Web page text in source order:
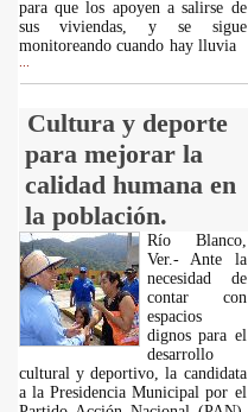
para que los apoyen a salirse de
sus viviendas, y se sigue
monitoreando cuando hay lluvia
Cultura y deporte
para mejorar la
calidad humana en
la población.
Río Blanco,
Ver.- Ante la
necesidad de
contar con
espacios
dignos para el
desarrollo
cultural y deportivo, la candidata
a la Presidencia Municipal por el